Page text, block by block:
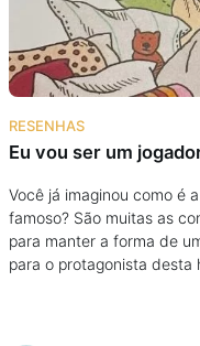
RESENHAS
Eu vou ser um
Você já imaginou como é
famoso? São muitas as
para manter a forma de
para o protagonista desta